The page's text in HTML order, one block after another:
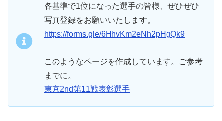
各基準で1位になった選手の皆様、ぜひぜひ
写真登録をお願いいたします。
https://forms.gle/6HhvKm2eNh2pHgQk9
このようなページを作成しています。ご参考
までに。
東京2nd第11戦表彰選手